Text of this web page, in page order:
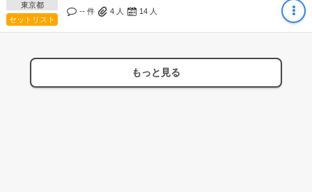
東京都
セットリスト
-- 件 4 人 14 人
もっと見る